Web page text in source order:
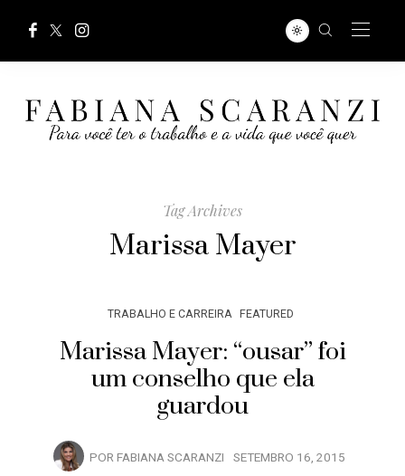
Tag Archives
Marissa Mayer
TRABALHO E CARREIRA FEATURED
Marissa Mayer: “ousar” foi
um conselho que ela
guardou
POR FABIANA SCARANZI SETEMBRO 16, 2015